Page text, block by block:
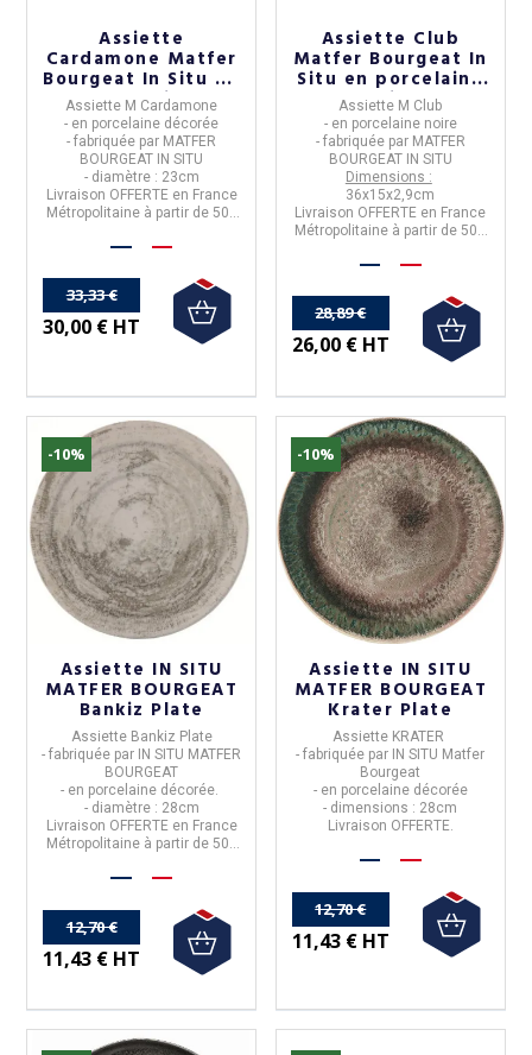
Assiette
Cardamone Matfer
Bourgeat In Situ en
porcelaine
Assiette M Cardamone
- en porcelaine décorée
- fabriquée par MATFER
BOURGEAT IN SITU
- diamètre : 23cm
Livraison OFFERTE en France
Métropolitaine à partir de 50€
33,33 €
30,00 € HT
Assiette Club
Matfer Bourgeat In
Situ en porcelaine
noire
Assiette M Club
- en porcelaine noire
- fabriquée par MATFER
BOURGEAT IN SITU
Dimensions :
36x15x2,9cm
Livraison OFFERTE en France
Métropolitaine à partir de 50€
28,89 €
26,00 € HT
-10%
Assiette IN SITU
MATFER BOURGEAT
Bankiz Plate
Assiette Bankiz Plate
- fabriquée par IN SITU MATFER
BOURGEAT
- en porcelaine décorée.
- diamètre : 28cm
Livraison OFFERTEen France
Métropolitaine à partir de 50€
12,70 €
11,43 € HT
-10%
Assiette IN SITU
MATFER BOURGEAT
Krater Plate
Assiette KRATER
- fabriquée par IN SITU Matfer
Bourgeat
- en porcelainedécorée
- dimensions : 28cm
Livraison OFFERTE.
12,70 €
11,43 € HT